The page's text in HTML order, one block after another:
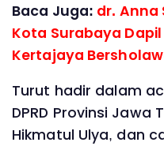
Baca Juga: dr. Anna
Kota Surabaya
Kertajaya
Turut hadir dalam
DPRD Provinsi Jawa
Hikmatul Ulya, dan